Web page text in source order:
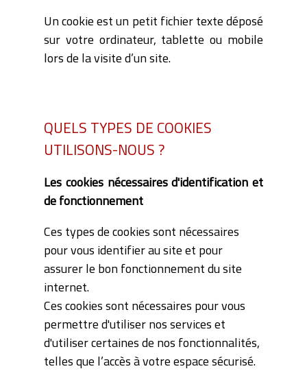
Un cookie est un petit fichier texte déposé
sur votre ordinateur, tablette ou mobile
lors de la visite d’un site.
QUELS TYPES DE COOKIES
UTILISONS-NOUS ?
Les cookies nécessaires d'identification et
de fonctionnement
Ces types de cookies sont nécessaires
pour vous identifier au site et pour
assurer le bon fonctionnement du site
internet.
Ces cookies sont nécessaires pour vous
permettre d'utiliser nos services et
d'utiliser certaines de nos fonctionnalités,
telles que l’accès à votre espace sécurisé.